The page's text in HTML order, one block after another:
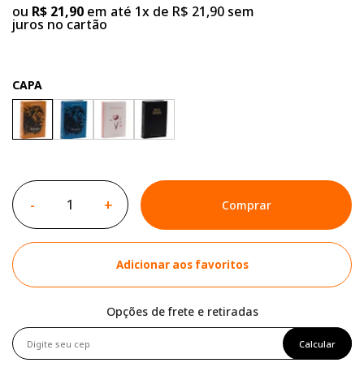
ou R$ 21,90 em até 1x de R$ 21,90 sem
juros no cartão
CAPA
- + Comprar
Adicionar aos favoritos
Opções de frete e retiradas
Calcular